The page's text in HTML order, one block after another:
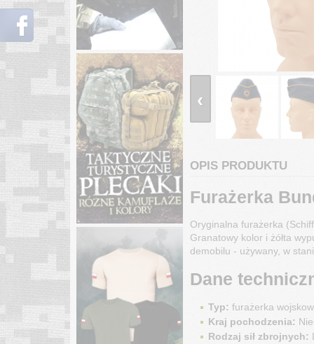
‹
OPIS PRODUKTU
Furażerka
Oryginalna furażerka
Granatowy kolor i żółta
demobilu - używany, w
Dane
Typ: furażerka
Kraj pochodzenia:
Rodzaj sił zbrojnych: